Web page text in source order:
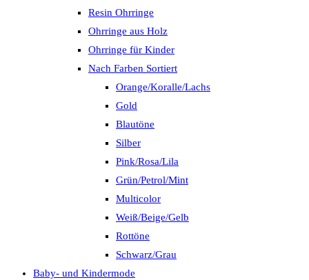
Resin Ohrringe
Ohrringe aus Holz
Ohrringe für Kinder
Nach Farben Sortiert
Orange/Koralle/Lachs
Gold
Blautöne
Silber
Pink/Rosa/Lila
Grün/Petrol/Mint
Multicolor
Weiß/Beige/Gelb
Rottöne
Schwarz/Grau
Baby- und Kindermode